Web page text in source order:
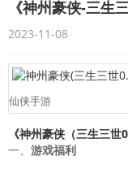
《神州豪侠-三生
2023-11-08
仙侠手游
《神州豪侠 （三生三世
一、 游戏福利